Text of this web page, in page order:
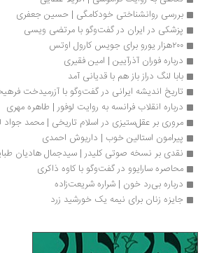
بررسی روانشناختی خودکامگی | حسین جعفری
پزشکی در ایران در گفت‌وگو با مرتضی ویسی
درباره فوران آذرآیین | امین فقیری
بابا لنگ دراز باز هم با قدیانی آمد
تاریخ اندیشه ایرانی در گفت‌وگو با آزرمیدخت فرهیخته والا
درباره انقلاب فرانسه به روایت لوفور | طاهره مهری
مروری بر عقل‌ستیزی در اسلام تاریخی | محمد جواد لسانی
پیرامون استالین خوب | داریوش احمدی
نقدی بر نسخه صوتی کلیدر | سیدجمال هادیان طبایی‌زواره
محاصره سارایوو در گفت‌وگو با کاوه ذاکری
درباره بی‌رد خون | شراره شریعت‌زاده
جایزه زنان برای نیمه یک خورشید زرد